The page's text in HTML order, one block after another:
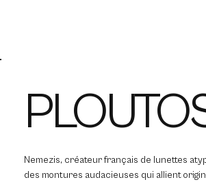
Nemezis, créateur français de lunettes
des montures audacieuses qui allient